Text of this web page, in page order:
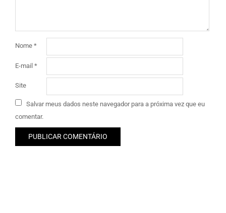
Nome *
E-mail *
Site
Salvar meus dados neste navegador para a próxima vez que eu
comentar.